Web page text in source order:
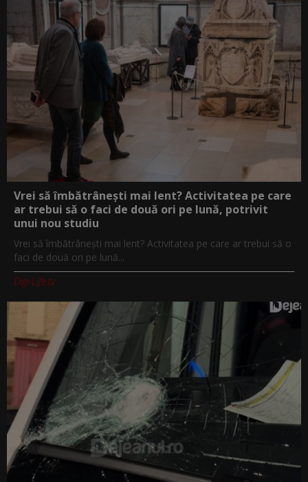
Vrei să îmbătrânești mai lent? Activitatea pe care
ar trebui să o faci de două ori pe lună, potrivit
unui nou studiu
Vrei să îmbătrânești mai lent? Activitatea pe care ar trebui să o
faci de două ori pe lună...
Digi-Life.tv